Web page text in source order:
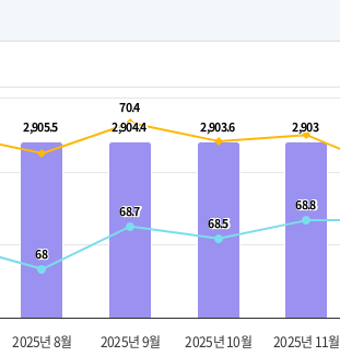
2,905.5
2,905.5 2,904.4
2,904.4 2,903.6
2,903.6 2,903
2,903
68
68
68.7
68.7
68.5
68.5
68.8
68.8
70.4
70.4
2025년 8월 2025년 9월 2025년 10월 2025년 11월